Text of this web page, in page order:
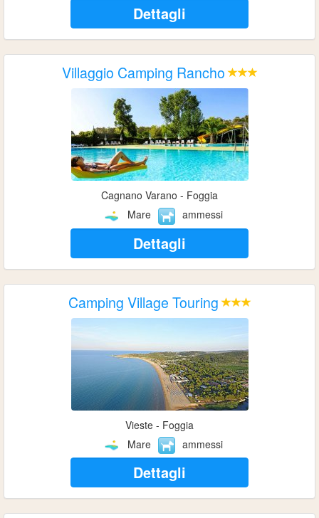
Dettagli
Villaggio Camping Rancho
Cagnano Varano - Foggia
Mare
ammessi
Dettagli
Camping Village Touring
Vieste - Foggia
Mare
ammessi
Dettagli